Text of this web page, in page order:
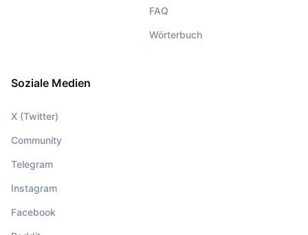
FAQ
Wörterbuch
Soziale Medien
X (Twitter)
Community
Telegram
Instagram
Facebook